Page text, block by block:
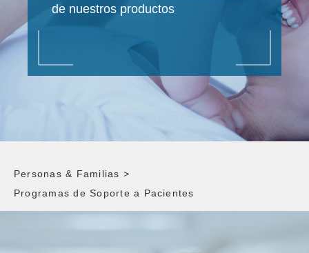
Personas & Familias >
Programas de Soporte a Pacientes
de nuestros productos